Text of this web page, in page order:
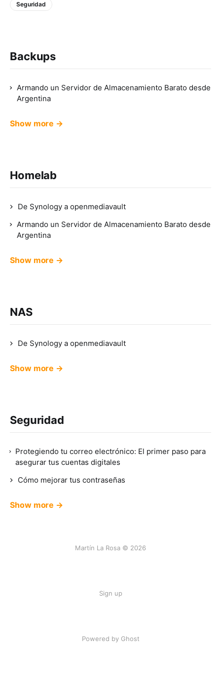
Seguridad
Backups
Armando un Servidor de Almacenamiento Barato desde
Argentina
Show more →
Homelab
De Synology a openmediavault
Armando un Servidor de Almacenamiento Barato desde
Argentina
Show more →
NAS
De Synology a openmediavault
Show more →
Seguridad
Protegiendo tu correo electrónico: El primer paso para
asegurar tus cuentas digitales
Cómo mejorar tus contraseñas
Show more →
Martín La Rosa © 2026
Sign up
Powered by Ghost